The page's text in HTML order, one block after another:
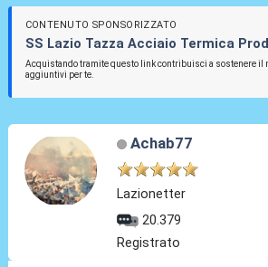
CONTENUTO SPONSORIZZATO
SS Lazio Tazza Acciaio Termica
Acquistando tramite questo link contribuisci a sostenere il
aggiuntivi per te.
Achab77
Lazionetter
20.379
Registrato